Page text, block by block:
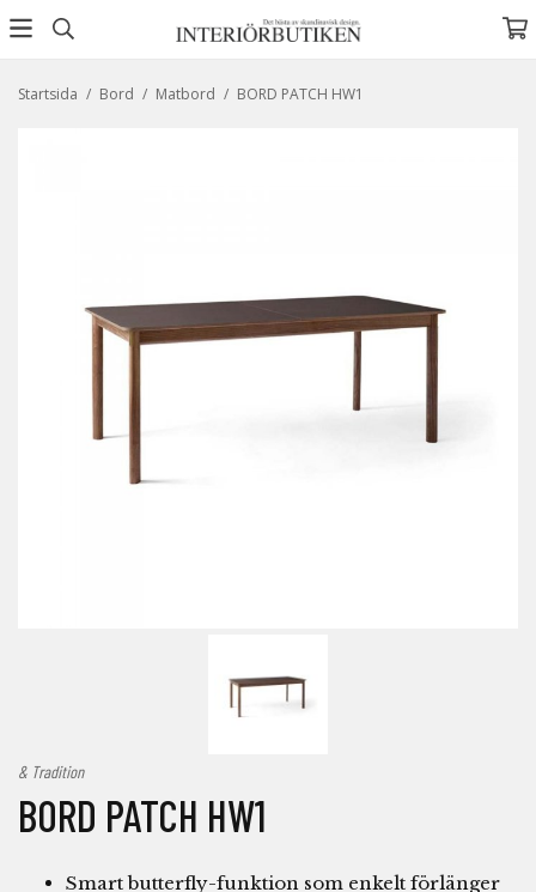
Startsida / Bord / Matbord / BORD PATCH HW1
& Tradition
BORD PATCH HW1
Smart butterfly-funktion som enkelt förlänger